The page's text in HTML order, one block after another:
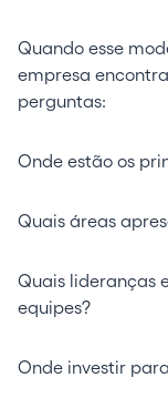
Quando esse
empresa
perguntas:
Onde estão os
Quais áreas
Quais lideranças
equipes?
Onde investir